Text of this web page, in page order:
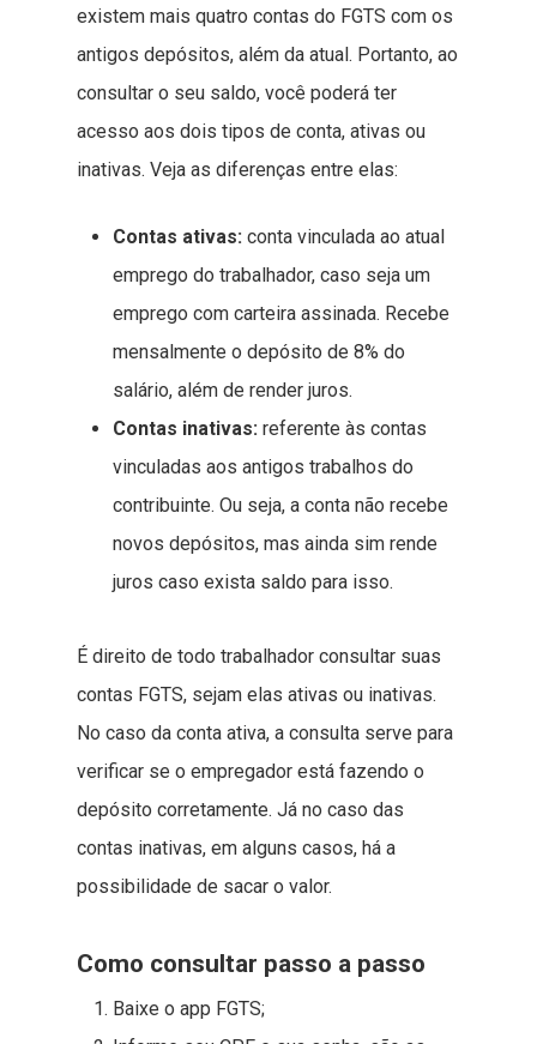
existem mais quatro contas do FGTS com os
antigos depósitos, além da atual. Portanto, ao
consultar o seu saldo, você poderá ter
acesso aos dois tipos de conta, ativas ou
inativas. Veja as diferenças entre elas:
Contas ativas: conta vinculada ao atual
emprego do trabalhador, caso seja um
emprego com carteira assinada. Recebe
mensalmente o depósito de 8% do
salário, além de render juros.
Contas inativas: referente às contas
vinculadas aos antigos trabalhos do
contribuinte. Ou seja, a conta não recebe
novos depósitos, mas ainda sim rende
juros caso exista saldo para isso.
É direito de todo trabalhador consultar suas
contas FGTS, sejam elas ativas ou inativas.
No caso da conta ativa, a consulta serve para
verificar se o empregador está fazendo o
depósito corretamente. Já no caso das
contas inativas, em alguns casos, há a
possibilidade de sacar o valor.
Como consultar passo a passo
Baixe o app FGTS;